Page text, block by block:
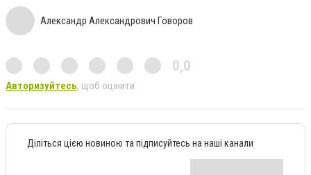
Александр Александрович Говоров
0,0
Авторизуйтесь, щоб оцінити
Діліться цією новиною та підписуйтесь на наші канали